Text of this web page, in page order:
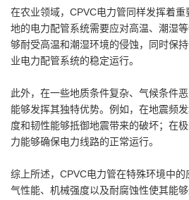
在农业领域，CPVC电力管同样发挥着
地的电力配管系统需要应对高温、潮湿
够耐受高温和潮湿环境的侵蚀，同时保
业电力配管系统的稳定运行。
此外，在一些地质条件复杂、气候条件
能够发挥其独特优势。例如，在地震频
度和韧性能够抵御地震带来的破坏；在
力能够确保电力线路的正常运行。
综上所述，CPVC电力管在特殊环境中
气性能、机械强度以及耐腐蚀性使其能